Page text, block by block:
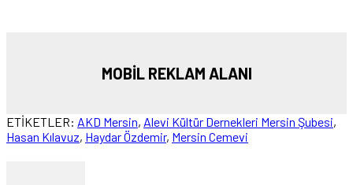
MOBİL REKLAM ALANI
ETİKETLER: AKD Mersin, Alevi Kültür Dernekleri Mersin Şubesi,
Hasan Kılavuz, Haydar Özdemir, Mersin Cemevi